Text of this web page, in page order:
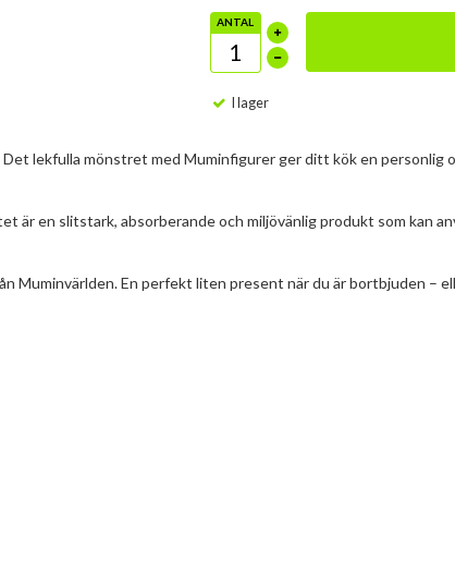
ANTAL
I lager
lekfulla mönstret med Muminfigurer ger ditt kök en
är en slitstark, absorberande och miljövänlig produkt som kan
Muminvärlden. En perfekt liten present när du är bortbjuden –